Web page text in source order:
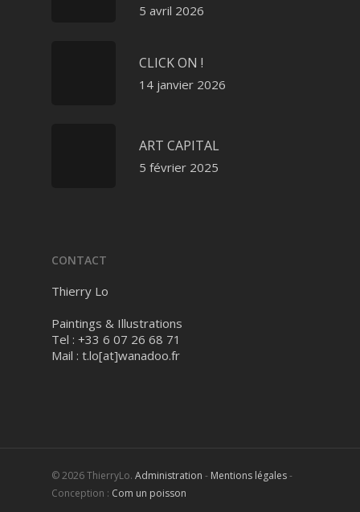
5 avril 2026
CLICK ON !
14 janvier 2026
ART CAPITAL
5 février 2025
CONTACT
Thierry Lo
Paintings & Illustrations
Tel : +33 6 07 26 68 71
Mail : t.lo[at]wanadoo.fr
© 2026 ThierryLo. Administration - Mentions légales-
Conception : Com un poisson